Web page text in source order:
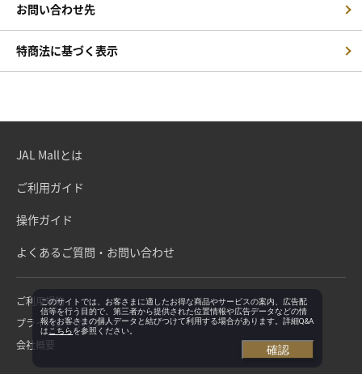
お問い合わせ先
特商法に基づく表示
JAL Mallとは
ご利用ガイド
操作ガイド
よくあるご質問・お問い合わせ
ご利用規約
プライバシーポリシー
会社概要
このサイトでは、お客さまに適したお得な商品やサービスの案内、広告配
信等を行う目的で、第三者から提供された位置情報や広告データなどの情
報をお客さまの個人データと結びつけて利用する場合があります。詳細Q&A
は こちらを参照ください。
確認